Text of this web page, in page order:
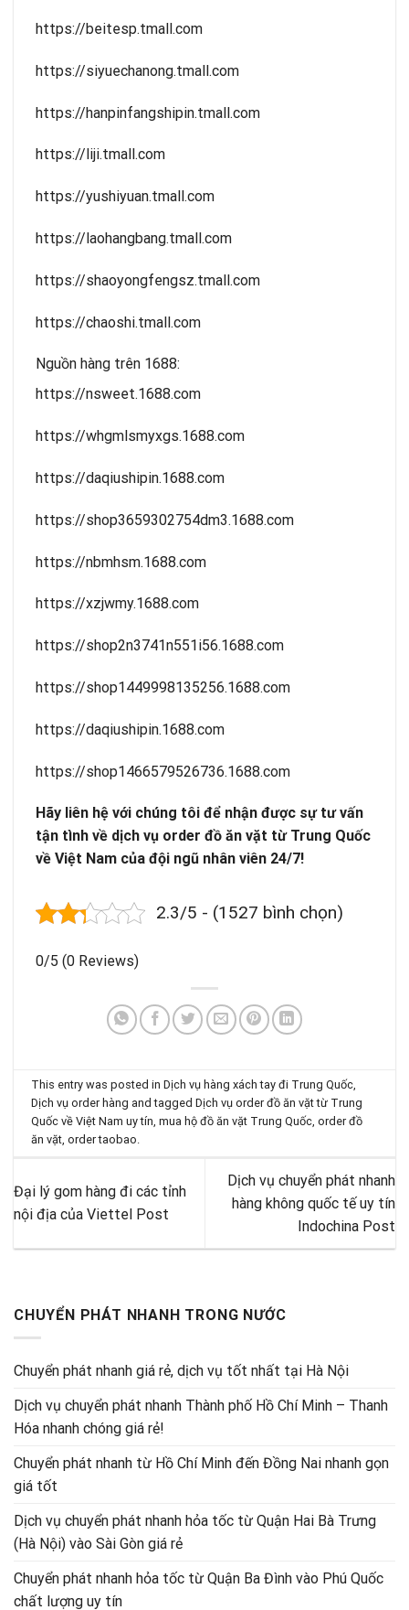
https://beitesp.tmall.com
https://siyuechanong.tmall.com
https://hanpinfangshipin.tmall.com
https://liji.tmall.com
https://yushiyuan.tmall.com
https://laohangbang.tmall.com
https://shaoyongfengsz.tmall.com
https://chaoshi.tmall.com
Nguồn hàng trên 1688:
https://nsweet.1688.com
https://whgmlsmyxgs.1688.com
https://daqiushipin.1688.com
https://shop3659302754dm3.1688.com
https://nbmhsm.1688.com
https://xzjwmy.1688.com
https://shop2n3741n551i56.1688.com
https://shop1449998135256.1688.com
https://daqiushipin.1688.com
https://shop1466579526736.1688.com
Hãy liên hệ với chúng tôi để nhận được sự tư vấn
tận tình về dịch vụ order đồ ăn vặt từ Trung Quốc
về Việt Nam của đội ngũ nhân viên 24/7!
2.3/5 - (1527 bình chọn)
0/5 (0 Reviews)
This entry was posted inDịch vụ hàng xách tay đi Trung Quốc
Dịch vụ order hàng and taggedDịch vụ order đồ ăn vặt từ Trung
Quốc về Việt Nam uy tín ,mua hộ đồ ăn vặt Trung Quốc ,order đồ
ăn vặt ,order taobao
Đại lý gom hàng đi các tỉnh
nội địa của Viettel Post
Dịch vụ chuyển phát nhanh
hàng không quốc tế uy tín
Indochina Post
CHUYỂN PHÁT NHANH TRONG NƯỚC
Chuyển phát nhanh giá rẻ, dịch vụ tốt nhất tại Hà Nội
Dịch vụ chuyển phát nhanh Thành phố Hồ Chí Minh – Thanh
Hóa nhanh chóng giá rẻ!
Chuyển phát nhanh từ Hồ Chí Minh đến Đồng Nai nhanh gọn
giá tốt
Dịch vụ chuyển phát nhanh hỏa tốc từ Quận Hai Bà Trưng
(Hà Nội) vào Sài Gòn giá rẻ
Chuyển phát nhanh hỏa tốc từ Quận Ba Đình vào Phú Quốc
chất lượng uy tín